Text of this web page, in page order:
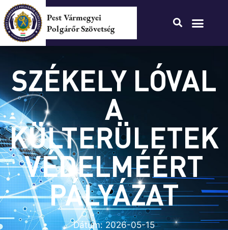
Pest Vármegyei
Polgárőr Szövetség
SZÉKELY LÓVAL
A
KÜLTERÜLETEK
VÉDELMÉÉRT
PÁLYÁZAT
Dátum:2026-05-15